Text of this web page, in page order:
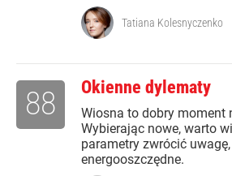
Tatiana Kolesnyczenko
Okienne dylematy
Wiosna to dobry moment
Wybierając nowe, warto
parametry zwrócić uwagę,
energooszczędne.
88